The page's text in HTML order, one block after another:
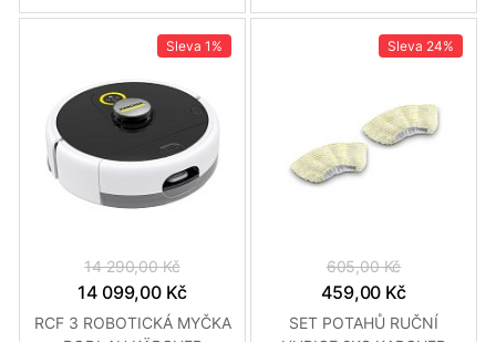
KARCHER
Sleva 1%
14 290,00 Kč
14 099,00 Kč
RCF 3 ROBOTICKÁ MYČKA
Sleva 24%
605,00 Kč
459,00 Kč
SET POTAHŮ RUČNÍ